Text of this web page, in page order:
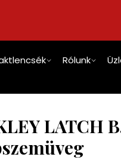
Rólunk
LATCH